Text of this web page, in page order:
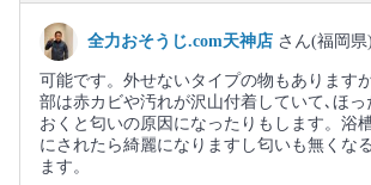
全力おそうじ.com天神店 さん(福岡県)
可能です。外せないタイプの物もあります
部は赤カビや汚れが沢山付着していて､ほっ
おくと匂いの原因になったりもします。浴
にされたら綺麗になりますし匂いも無くな
ます。